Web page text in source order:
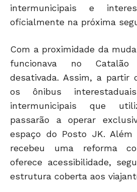
intermunicipais e
oficialmente na próxima
Com a proximidade da
funcionava no Catalão
desativada. Assim, a partir
os ônibus
intermunicipais que
passarão a operar
espaço do Posto JK.
recebeu uma reforma
oferece acessibilidade,
estrutura coberta aos